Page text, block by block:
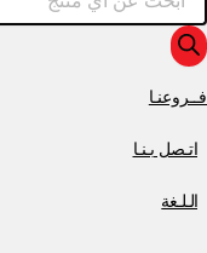
فــروعنـا
اتـصل بـنـا
الـلـغة